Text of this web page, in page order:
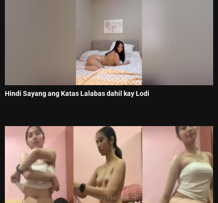
Hindi Sayang ang Katas Lalabas dahil kay Lodi